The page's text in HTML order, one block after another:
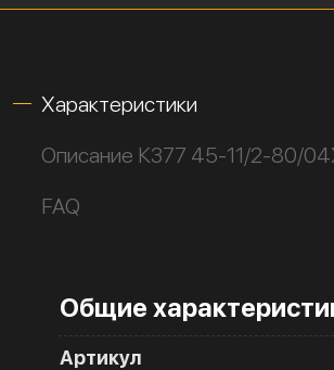
Характеристики
Описание К377 45-11/2-80/
FAQ
Общие
Артикул